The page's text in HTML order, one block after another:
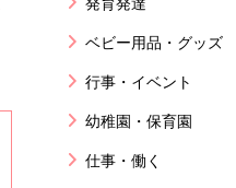
ベビー用品・グッズ
行事・イベント
幼稚園・保育園
仕事・働く